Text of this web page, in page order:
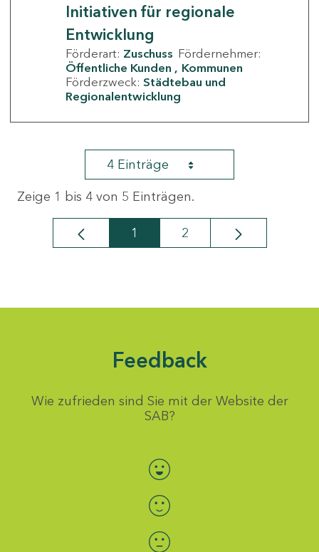
Initiativen für regionale
Entwicklung
Förderart: Zuschuss Fördernehmer:
Öffentliche Kunden
Kommunen
Förderzweck: Städtebau und
Regionalentwicklung
4 Einträge
Zeige 1 bis 4 von 5 Einträgen.
Seite
1 Seite
2
Feedback
Wie zufrieden sind Sie mit der Website der
SAB?
Bewertung auswählen